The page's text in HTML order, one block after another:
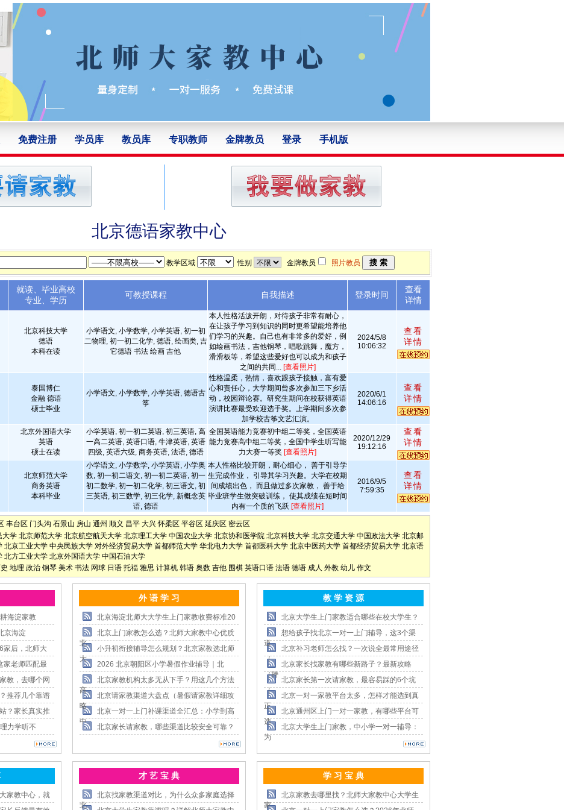
免费注册 学员库 教员库 专职教师 金牌教员 登录 手机版
北京德语家教中心
教学区域 性别 金牌教员 照片教员
就读、毕业高校
专业、学历
可教授课程 自我描述 登录时间
查看
详情
北京科技大学
德语
本科在读
小学语文, 小学数学, 小学英语, 初一初
二物理, 初一初二化学, 德语, 绘画类, 吉
它德语 书法 绘画 吉他
本人性格活泼开朗，对待孩子非常有耐心，
在让孩子学习到知识的同时更希望能培养他
们学习的兴趣。自己也有非常多的爱好，例
如绘画书法，吉他钢琴，唱歌跳舞，魔方，
滑滑板等，希望这些爱好也可以成为和孩子
之间的共同... [查看照片]
2024/5/8
10:06:32
查看
详情
泰国博仁
金融 德语
硕士毕业
小学语文, 小学数学, 小学英语, 德语古
筝
性格温柔，热情，喜欢跟孩子接触，富有爱
心和责任心，大学期间曾多次参加三下乡活
动，校园辩论赛。研究生期间在校获得英语
演讲比赛最受欢迎选手奖。上学期间多次参
加学校古筝文艺汇演。
2020/6/1
14:06:16
查看
详情
北京外国语大学
英语
硕士在读
小学英语, 初一初二英语, 初三英语, 高
一高二英语, 英语口语, 牛津英语, 英语
四级, 英语六级, 商务英语, 法语, 德语
全国英语能力竞赛初中组二等奖，全国英语
能力竞赛高中组二等奖，全国中学生听写能
力大赛一等奖 [查看照片]
2020/12/29
19:12:16
查看
详情
北京师范大学
商务英语
本科毕业
小学语文, 小学数学, 小学英语, 小学奥
数, 初一初二语文, 初一初二英语, 初一
初二数学, 初一初二化学, 初三语文, 初
三英语, 初三数学, 初三化学, 新概念英
语, 德语
本人性格比较开朗，耐心细心， 善于引导学
生完成作业， 引导其学习兴趣。大学在校期
间成绩出色， 而且做过多次家教， 善于给
毕业班学生做突破训练， 使其成绩在短时间
内有一个质的飞跃 [查看照片]
2016/9/5
7:59:35
查看
详情
丰台区 门头沟 石景山 房山 通州 顺义 昌平 大兴 怀柔区 平谷区 延庆区 密云区
大学 北京师范大学 北京航空航天大学 北京理工大学 中国农业大学 北京协和医学院 北京科技大学 北京交通大学 中国政法大学 北京邮
北京工业大学 中央民族大学 对外经济贸易大学 首都师范大学 华北电力大学 首都医科大学 北京中医药大学 首都经济贸易大学 北京语
北方工业大学 北京外国语大学 中国石油大学
地理 政治 钢琴 美术 书法 网球 日语 托福 雅思 计算机 韩语 奥数 吉他 围棋 英语口语 法语 德语 成人 外教 幼儿 作文
海淀家教
京海淀
家后，北师大
家老师匹配最
教，去哪个网
推荐几个靠谱
？家长真实推
力学听不
外 语 学 习
北京海淀北师大大学生上门家教收费标准20
北京上门家教怎么选？北师大家教中心优质
北
小升初衔接辅导怎么规划？北京家教选北师
大
2026 北京朝阳区小学暑假作业辅导｜北
北京家教机构太多无从下手？用这几个方法
高
北京请家教渠道大盘点（暑假请家教详细攻
略
北京一对一上门补课渠道全汇总：小学到高
中
北京家长请家教，哪些渠道比较安全可靠？
教 学 资 源
北京大学生上门家教适合哪些在校大学生？
想给孩子找北京一对一上门辅导，这3个渠
道
北京补习老师怎么找？一次说全最常用途径
（
北京家长找家教有哪些新路子？最新攻略
（持
北京家长第一次请家教，最容易踩的6个坑
（
北京一对一家教平台太多，怎样才能选到真
正
北京通州区上门一对一家教，有哪些平台可
选
北京大学生上门家教，中小学一对一辅导：
为
家教中心，就
才 艺 宝 典
北京找家教渠道对比，为什么众多家庭选择
北
学 习 宝 典
北京家教去哪里找？北师大家教中心大学生
家